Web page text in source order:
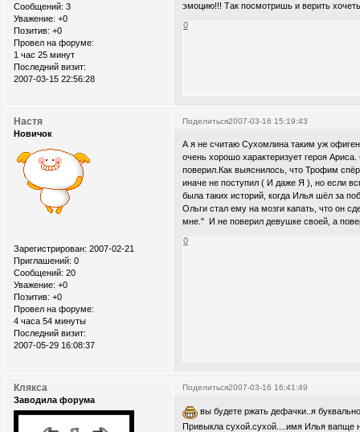
Сообщений: 3
Уважение: +0
Позитив: +0
Провел на форуме:
1 час 25 минут
Последний визит:
2007-03-15 22:56:28
эмоцию!!! Так посмотришь и верить
0
Поделиться2007-03-16 15:19:43
Настя
Новичок
Зарегистрирован: 2007-02-21
Приглашений: 0
Сообщений: 20
Уважение: +0
Позитив: +0
Провел на форуме:
4 часа 54 минуты
Последний визит:
2007-05-29 16:08:37
А я не считаю Сухомлина таким уж
очень хорошо характеризует героя
поверил.Как выяснилось, что Трофим
иначе не поступил ( И даже Я ), но если
была таких историй, когда Илья шёл за
Ольги стал ему на мозги капать, что он
мне." И не поверил девушке своей, а
0
Поделиться2007-03-16 16:41:49
Клякса
Заводила форума
вы будете ржать дефачки..я
Привыкла сухой.сухой....имя Илья вапще